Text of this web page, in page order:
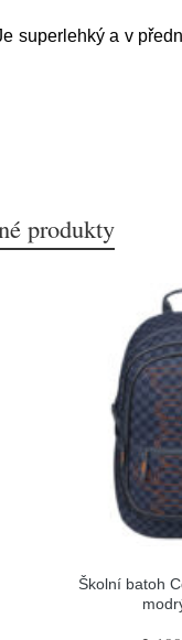
superlehký a v
produkty
Školní batoh